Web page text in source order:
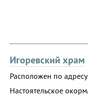
Игоревский храм
Расположен по
Настоятельское